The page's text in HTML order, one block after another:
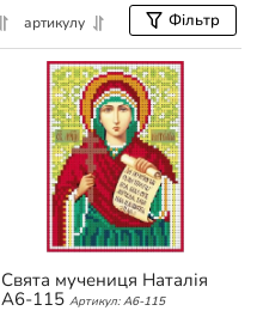
артикулу Фільтр
Свята мучениця Наталія
А6-115 Артикул: А6-115